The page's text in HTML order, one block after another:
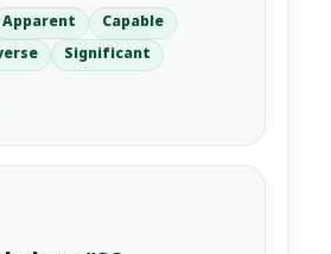
Apparent
Capable
Significant